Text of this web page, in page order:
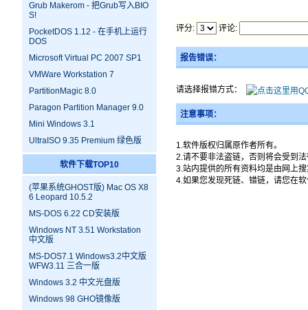
Grub Makerom - 把Grub写入BIO
S!
PocketDOS 1.12 - 在手机上运行
DOS
Microsoft Virtual PC 2007 SP1
VMWare Workstation 7
PartitionMagic 8.0
Paragon Partition Manager 9.0
Mini Windows 3.1
UltraISO 9.35 Premium 绿色版
软件下载TOP10
(苹果系统GHOST版) Mac OS X8
6 Leopard 10.5.2
MS-DOS 6.22 CD安装版
Windows NT 3.51 Workstation
中文版
MS-DOS7.1 Windows3.2中文版
WFW3.11 三合一版
Windows 3.2 中文光盘版
Windows 98 GHO镜像版
评分: 评论:
报告错误：
请选择报错方式：
注意事项：
1.软件版权归属原作者所有。
2.请不要非法盗链，否则将会受到
3.站内提供的所有资料均是由网上
4.如果您发现死链、错链，请您在